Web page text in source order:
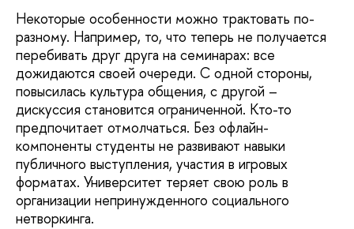
Некоторые особенности можно трактовать по-
разному. Например, то, что теперь не получается
перебивать друг друга на семинарах: все
дожидаются своей очереди. С одной стороны,
повысилась культура общения, с другой –
дискуссия становится ограниченной. Кто-то
предпочитает отмолчаться. Без офлайн-
компоненты студенты не развивают навыки
публичного выступления, участия в игровых
форматах. Университет теряет свою роль в
организации непринужденного социального
нетворкинга.